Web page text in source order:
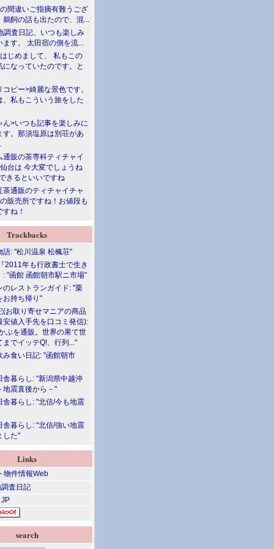
間違いご指摘有難うござ
鵜飼の話も出たので、混...
調査日記、いつも楽しみ
ます。 太田宿の側を流...
じめまして、 私もこの
になっていたのです。と
コピー>綺麗な景色です。
、私もこういう旅をした
ん>いつも記事を楽しみに
す。那須塩原は別荘があ
通販の茶専科ティチャイ
台は 今大変でしょうね
きるといいですね
茶通販のティチャイチャ
販売所ですね！お値段も
ね！
Trackbacks
語: "松川温泉 松楓荘"
2011年も行政書士で生き
: "函館 函館朝市駅ニ市場"
のレストランガイド: "栗
お持ち帰り"
(お取り寄せマニアの商品
安値入手先を口コミ発信):
ぶを通販。世界の果て世
までイッテQ!、行列..."
み食い日記: "函館朝市
暮らし: "新潟県中越沖
震直後から－"
暮らし: "北信/今も地震
暮らし: "北信/強い地震
した"
Links
査日記
search